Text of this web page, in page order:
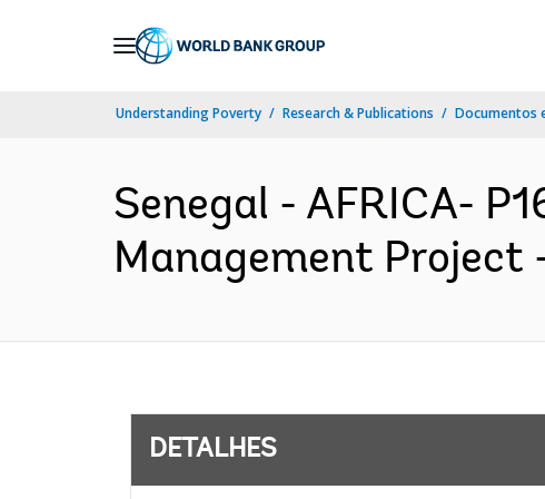
Understanding Poverty Research & Publications Documentos
Senegal - AFRICA-
Management Project
DETALHES